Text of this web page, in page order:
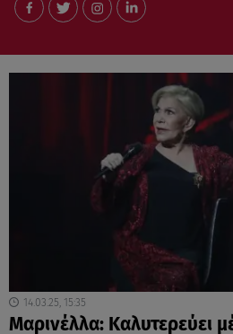
14.03.25, 15:35
Μαρινέλλα: Kαλυτερεύει